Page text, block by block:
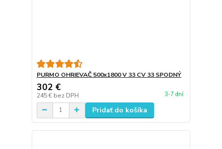
PURMO OHRIEVAČ 500x1800 V 33 CV 33 SPODNÝ
302 €
245 € bez DPH 3-7 dní
Pridať do košíka